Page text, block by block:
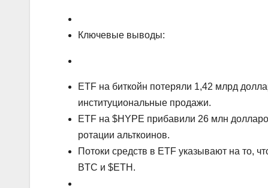
Ключевые выводы:
ETF на биткойн потеряли 1,42 млрд
институциональные продажи.
ETF на $HYPE прибавили 26 млн
ротации альткоинов.
Потоки средств в ETF указывают на то,
BTC и $ETH.